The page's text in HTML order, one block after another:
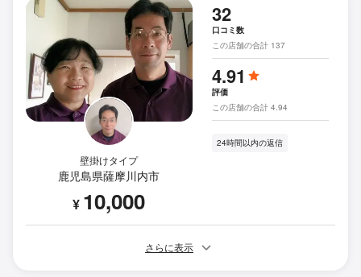
壁掛けタイプ
鹿児島県薩摩川内市
¥ 10,000
32
口コミ数
この店舗の合計 137
4.91
評価
この店舗の合計 4.94
24時間以内の返信
さらに表示